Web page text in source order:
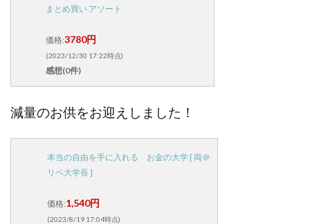
まとめ買い アソート
価格:3780円
(2023/12/30 17:22時点)
感想(0件)
減量のお供をお迎えしました！
本当の自由を手に入れる お金の大学 [ 両＠
リベ大学長 ]
価格:1,540円
(2023/8/19 17:04時点)